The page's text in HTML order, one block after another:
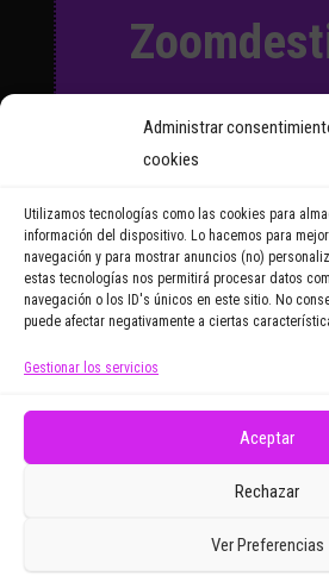
Administrar
cookies
Utilizamos tecnologías como las cookies para
información del dispositivo. Lo hacemos para
navegación y para mostrar anuncios (no)
estas tecnologías nos permitirá procesar datos
navegación o los ID's únicos en este sitio. No
puede afectar negativamente a ciertas
Gestionar los servicios
Aceptar
Rechazar
Ver Preferencias
y recibirás
noticias y
Email Address
electrónicos promocionales de